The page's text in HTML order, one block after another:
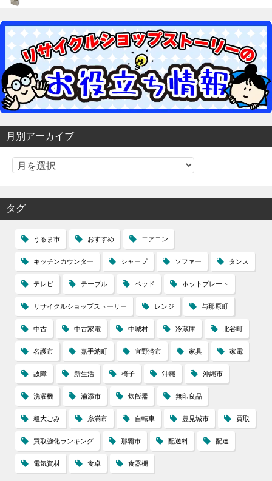
月別アーカイブ
タグ
うるま市 おすすめ エアコン
キッチンカウンター シャープ ソファー タンス
テレビ テーブル ベッド ホットプレート
リサイクルショップストーリー レンジ 与那原町
中古 中古家電 中城村 冷蔵庫 北谷町
名護市 嘉手納町 宜野湾市 家具 家電
故障 新生活 椅子 沖縄 沖縄市
洗濯機 浦添市 炊飯器 無印良品
粗大ごみ 糸満市 自転車 豊見城市 買取
買取強化ランキング 那覇市 配送料 配達
電気資材 食卓 食器棚